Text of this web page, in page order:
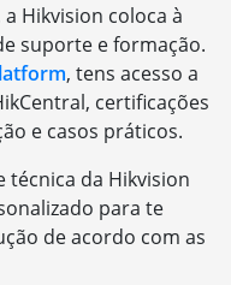
Hikvision coloca à
suporte e formação.
, tens acesso a
certificações
e casos práticos.
técnica da Hikvision
para te
de acordo com as